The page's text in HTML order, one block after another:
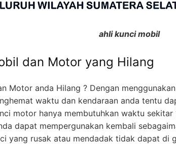
ahli kunci mobil
dan Motor yang Hilang
Motor anda Hilang ? Dengan
waktu dan kendaraan anda tentu
motor hanya membutuhkan waktu
dapat mempergunakan kembali
yang rusak atau mendadak tidak dapat di